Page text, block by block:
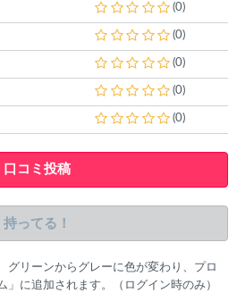
(0)
(0)
(0)
(0)
(0)
口コミ投稿
持ってる！
グリーンからグレーに色が変わり、プロ
」に追加されます。（ログイン時のみ）